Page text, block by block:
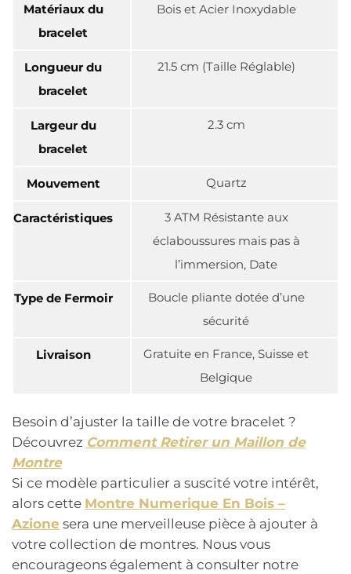
Matériaux du
bracelet
Bois et Acier Inoxydable
Longueur du
bracelet
21.5 cm (Taille Réglable)
Largeur du
bracelet
2.3 cm
Mouvement Quartz
Caractéristiques
3 ATM Résistante aux
éclaboussures mais pas à
l’immersion, Date
Type de Fermoir
Boucle pliante dotée d’une
sécurité
Livraison
Gratuite en France, Suisse et
Belgique
Besoin d’ajuster la taille de votre bracelet ?
Découvrez Comment Retirer un Maillon de
Montre
Si ce modèle particulier a suscité votre intérêt,
alors cette Montre Numerique En Bois –
Azione sera une merveilleuse pièce à ajouter à
votre collection de montres. Nous vous
encourageons également à consulter notre